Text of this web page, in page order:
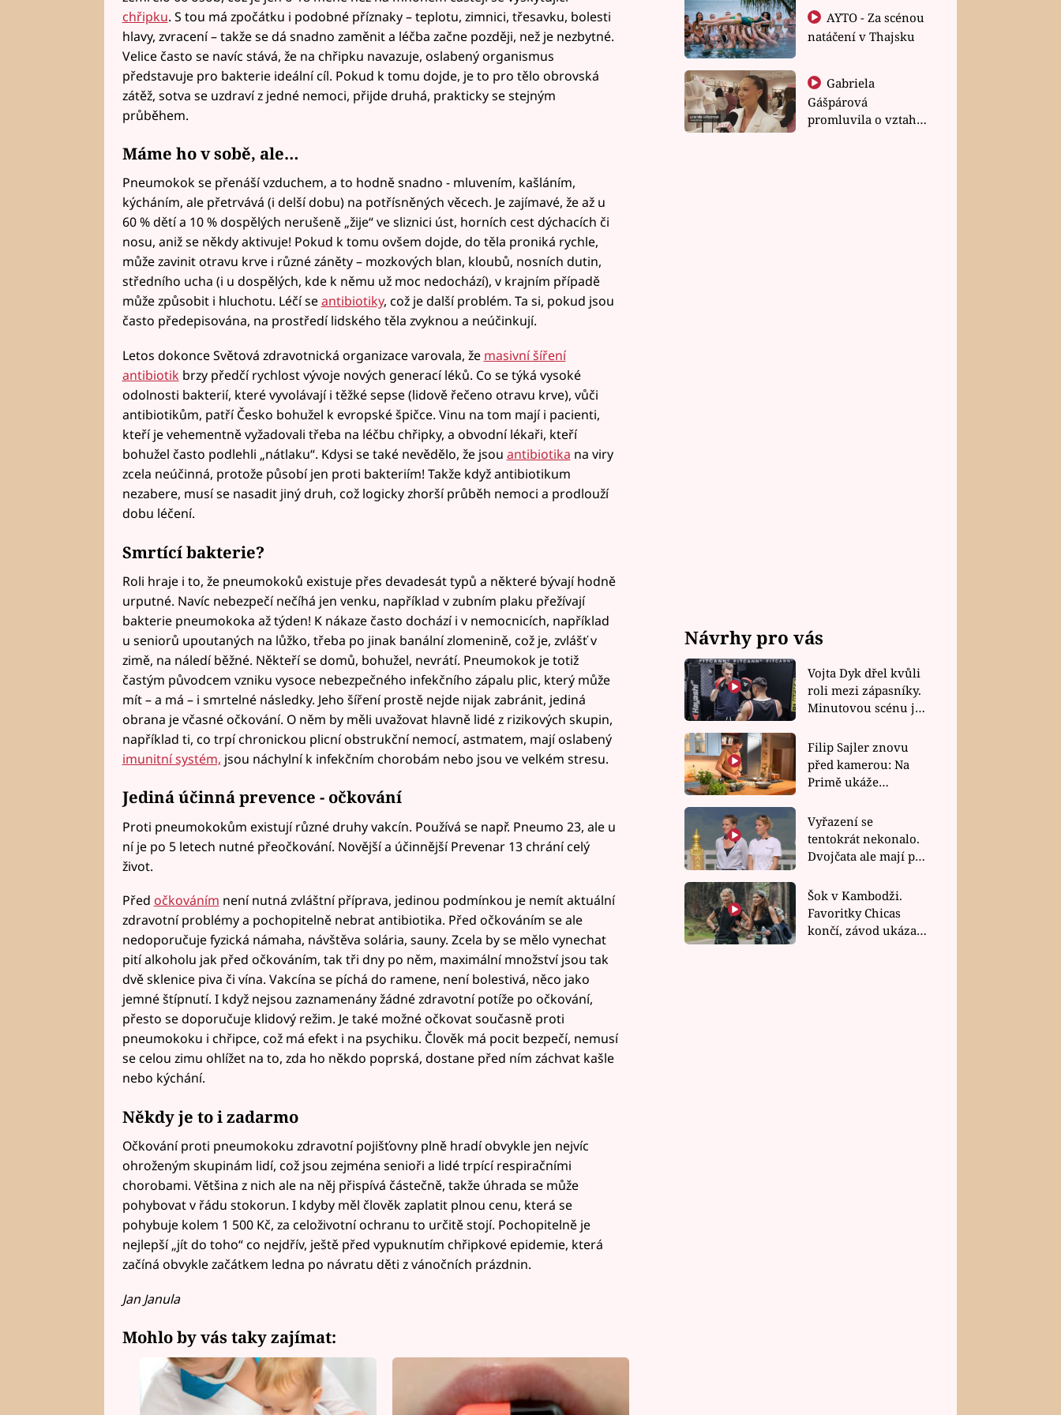
chřipku. S tou má zpočátku i podobné příznaky – teplotu, zimnici, třesavku, bolesti
hlavy, zvracení – takže se dá snadno zaměnit a léčba začne později, než je nezbytné.
Velice často se navíc stává, že na chřipku navazuje, oslabený organismus
představuje pro bakterie ideální cíl. Pokud k tomu dojde, je to pro tělo obrovská
zátěž, sotva se uzdraví z jedné nemoci, přijde druhá, prakticky se stejným
průběhem.
Máme ho v sobě, ale…
Pneumokok se přenáší vzduchem, a to hodně snadno - mluvením, kašláním,
kýcháním, ale přetrvává (i delší dobu) na potřísněných věcech. Je zajímavé, že až u
60 % dětí a 10 % dospělých nerušeně „žije“ ve sliznici úst, horních cest dýchacích či
nosu, aniž se někdy aktivuje! Pokud k tomu ovšem dojde, do těla proniká rychle,
může zavinit otravu krve i různé záněty – mozkových blan, kloubů, nosních dutin,
středního ucha (i u dospělých, kde k němu už moc nedochází), v krajním případě
může způsobit i hluchotu. Léčí seantibiotiky, což je další problém. Ta si, pokud jsou
často předepisována, na prostředí lidského těla zvyknou a neúčinkují.
Letos dokonce Světová zdravotnická organizace varovala, že masivní šíření
antibiotik brzy předčí rychlost vývoje nových generací léků. Co se týká vysoké
odolnosti bakterií, které vyvolávají i těžké sepse (lidově řečeno otravu krve), vůči
antibiotikům, patří Česko bohužel k evropské špičce. Vinu na tom mají i pacienti,
kteří je vehementně vyžadovali třeba na léčbu chřipky, a obvodní lékaři, kteří
bohužel často podlehli „nátlaku“. Kdysi se také nevědělo, že jsou antibiotika na viry
zcela neúčinná, protože působí jen proti bakteriím! Takže když antibiotikum
nezabere, musí se nasadit jiný druh, což logicky zhorší průběh nemoci a prodlouží
dobu léčení.
Smrtící bakterie?
Roli hraje i to, že pneumokoků existuje přes devadesát typů a některé bývají hodně
urputné. Navíc nebezpečí nečíhá jen venku, například v zubním plaku přežívají
bakterie pneumokoka až týden! K nákaze často dochází i v nemocnicích, například
u seniorů upoutaných na lůžko, třeba po jinak banální zlomenině, což je, zvlášť v
zimě, na náledí běžné. Někteří se domů, bohužel, nevrátí. Pneumokok je totiž
častým původcem vzniku vysoce nebezpečného infekčního zápalu plic, který může
mít – a má – i smrtelné následky. Jeho šíření prostě nejde nijak zabránit, jediná
obrana je včasné očkování. O něm by měli uvažovat hlavně lidé z rizikových skupin,
například ti, co trpí chronickou plicní obstrukční nemocí, astmatem, mají oslabený
imunitní systém, jsou náchylní k infekčním chorobám nebo jsou ve velkém stresu.
Jediná účinná prevence - očkování
Proti pneumokokům existují různé druhy vakcín. Používá se např. Pneumo 23, ale u
ní je po 5 letech nutné přeočkování. Novější a účinnější Prevenar 13 chrání celý
život.
Před očkováním není nutná zvláštní příprava, jedinou podmínkou je nemít aktuální
zdravotní problémy a pochopitelně nebrat antibiotika. Před očkováním se ale
nedoporučuje fyzická námaha, návštěva solária, sauny. Zcela by se mělo vynechat
pití alkoholu jak před očkováním, tak tři dny po něm, maximální množství jsou tak
dvě sklenice piva či vína. Vakcína se píchá do ramene, není bolestivá, něco jako
jemné štípnutí. I když nejsou zaznamenány žádné zdravotní potíže po očkování,
přesto se doporučuje klidový režim. Je také možné očkovat současně proti
pneumokoku i chřipce, což má efekt i na psychiku. Člověk má pocit bezpečí, nemusí
se celou zimu ohlížet na to, zda ho někdo poprská, dostane před ním záchvat kašle
nebo kýchání.
Někdy je to i zadarmo
Očkování proti pneumokoku zdravotní pojišťovny plně hradí obvykle jen nejvíc
ohroženým skupinám lidí, což jsou zejména senioři a lidé trpící respiračními
chorobami. Většina z nich ale na něj přispívá částečně, takže úhrada se může
pohybovat v řádu stokorun. I kdyby měl člověk zaplatit plnou cenu, která se
pohybuje kolem 1 500 Kč, za celoživotní ochranu to určitě stojí. Pochopitelně je
nejlepší „jít do toho“ co nejdřív, ještě před vypuknutím chřipkové epidemie, která
začíná obvykle začátkem ledna po návratu děti z vánočních prázdnin.
Jan Janula
Mohlo by vás taky zajímat:
natáčení v Thajsku
Gabriela
Gášpárová
promluvila o vztahu
Návrhy pro vás
Vojta Dyk dřel kvůli
roli mezi zápasníky.
Minutovou scénu jel
Filip Sajler znovu
před kamerou: Na
Primě ukáže
rychlé recepty
Vyřazení se
tentokrát nekonalo.
Dvojčata ale mají po
závodu nůž na krku
Šok v Kambodži.
Favoritky Chicas
končí, závod ukázal